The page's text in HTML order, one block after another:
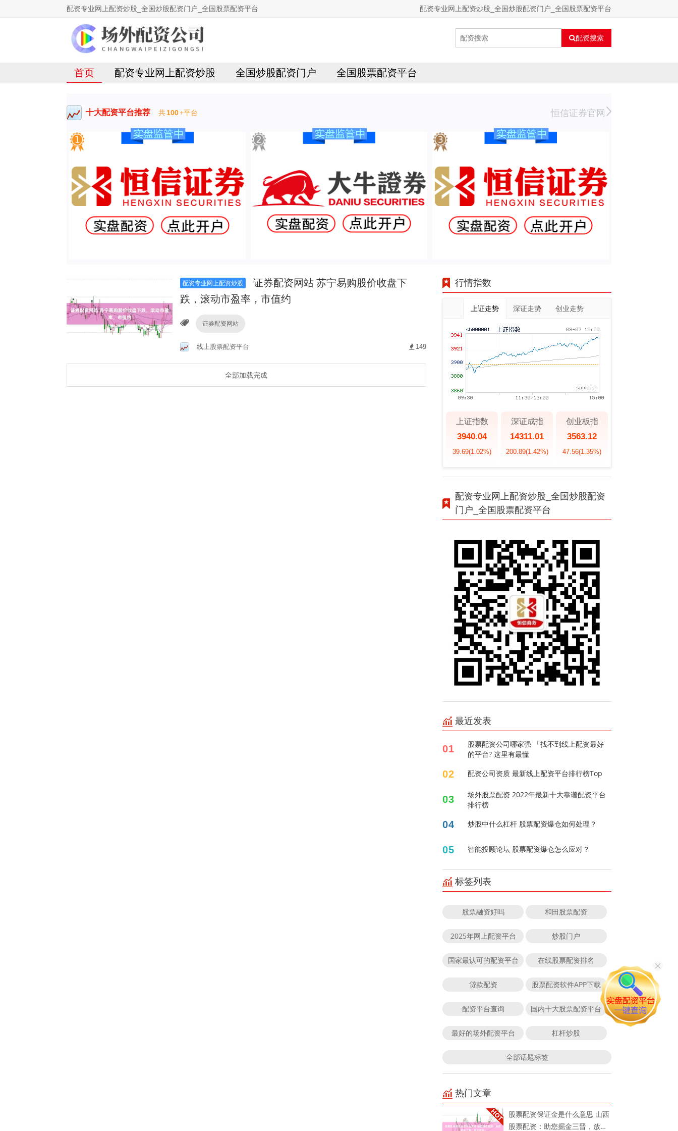
配资专业网上配资炒股_全国炒股配资门户_全国股票配资平台 配资专业网上配资炒股_全国炒股配资门户_全国股票配资平台
配资搜索
首页 配资专业网上配资炒股 全国炒股配资门户 全国股票配资平台
十大配资平台推荐 共100+平台 恒信证券官网
配资专业网上配资炒股
证券配资网站 苏宁易购股价收盘下
跌，滚动市盈率，市值约
证券配资网站
线上股票配资平台 149
全部加载完成
行情指数
上证走势 深证走势 创业走势
上证指数
3940.04
39.69(1.02%)
深证成指
14311.01
200.89(1.42%)
创业板指
3563.12
47.56(1.35%)
配资专业网上配资炒股_全国炒股配资
门户_全国股票配资平台
最近发表
01
股票配资公司哪家强 「找不到线上配资最好
的平台? 这里有最懂
02 配资公司资质 最新线上配资平台排行榜Top
03
场外股票配资 2022年最新十大靠谱配资平台
排行榜
04 炒股中什么杠杆 股票配资爆仓如何处理？
05 智能投顾论坛 股票配资爆仓怎么应对？
标签列表
股票融资好吗 和田股票配资
2025年网上配资平台 炒股门户
国家最认可的配资平台 在线股票配资排名
贷款配资 股票配资软件APP下载
配资平台查询 国内十大股票配资平台
最好的场外配资平台 杠杆炒股
全部话题标签
热门文章
股票配资保证金是什么意思 山西
股票配资：助您掘金三晋，放大